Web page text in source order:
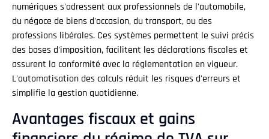
numériques s'adressent aux professionnels de l'automobile,
du négoce de biens d'occasion, du transport, ou des
professions libérales. Ces systèmes permettent le suivi précis
des bases d'imposition, facilitent les déclarations fiscales et
assurent la conformité avec la réglementation en vigueur.
L'automatisation des calculs réduit les risques d'erreurs et
simplifie la gestion quotidienne.
Avantages fiscaux et gains